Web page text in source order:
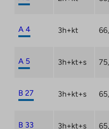
A 4 3h+kt
A 5 3h+kt+s
B 27 3h+kt+s
B 33 3h+kt+s